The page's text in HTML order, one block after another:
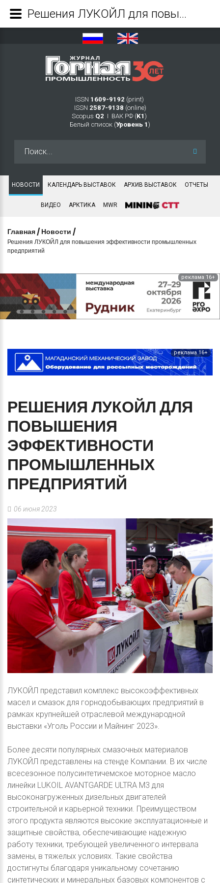
ISSN 1609-9192 (print)
ISSN 2587-9138 (online)
Scopus Q2 Ι ВАК РФ (K1 )
Белый список (Уровень 1 )
НОВОСТИ КАЛЕНДАРЬ ВЫСТАВОК АРХИВ ВЫСТАВОК ОТЧЕТЫ
ВИДЕО АРКТИКА MWR
Главная / Новости /
Решения ЛУКОЙЛ для повышения эффективности промышленных
предприятий
реклама 16+
реклама 16+
РЕШЕНИЯ ЛУКОЙЛДЛЯ
ПОВЫШЕНИЯ
ЭФФЕКТИВНОСТИ
ПРОМЫШЛЕННЫХ
ПРЕДПРИЯТИЙ
06 июня 2023
ЛУКОЙЛ представил комплекс высокоэффективных
масел и смазок для горнодобывающих предприятий в
рамках крупнейшей отраслевой международной
выставки «Уголь России и Майнинг 2023».
Более десяти популярных смазочных материалов
ЛУКОЙЛ представлены на стенде Компании. В их числе
всесезонное полусинтетичемское моторное масло
линейки LUKOIL AVANTGARDE ULTRA M3 для
высоконагруженных дизельных двигателей
строительной и карьерной техники. Преимуществом
этого продукта являются высокие эксплуатационные и
защитные свойства, обеспечивающие надежную
работу техники, требующей увеличенного интервала
замены, в тяжелых условиях. Такие свойства
достигнуты благодаря уникальному сочетанию
синтетических и минеральных базовых компонентов с
Решения ЛУКОЙЛ для повышения эффективности промышленных предприятий - Журнал Горная промышленность